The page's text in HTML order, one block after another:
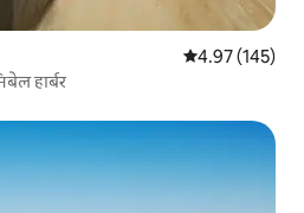
औसत रेटिंग 5 में से
4.97 (145)
हार्बर